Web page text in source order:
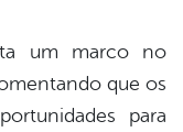
um marco no
que os
para